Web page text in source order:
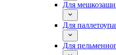
Для
Для
Для